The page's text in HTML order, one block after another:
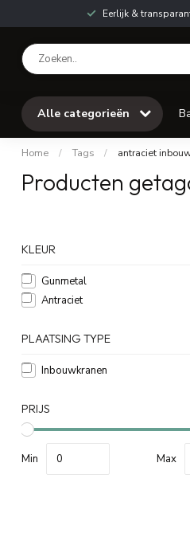
Eerlijk &
Alle categorieën
Home / Tags / antraciet
Producten
KLEUR
Gunmetal
Antraciet
PLAATSING TYPE
Inbouwkranen
PRIJS
Min Max